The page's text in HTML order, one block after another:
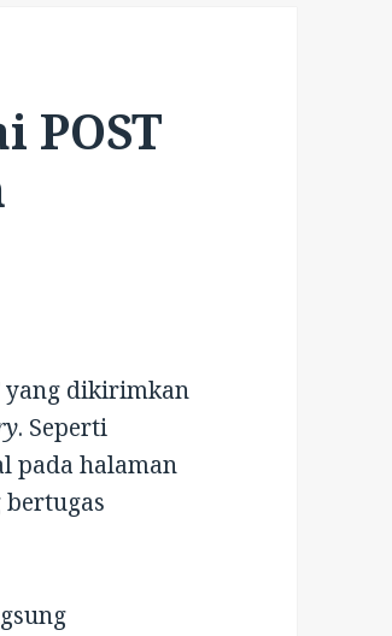
POST
yang dikirimkan
. Seperti
pada halaman
bertugas